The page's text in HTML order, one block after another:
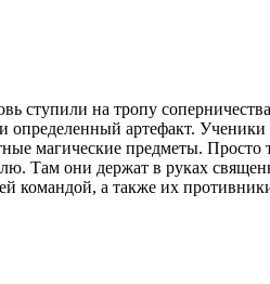
ступили на тропу
артефакт.
магические предметы.
Там они держат в руках
командой, а также их